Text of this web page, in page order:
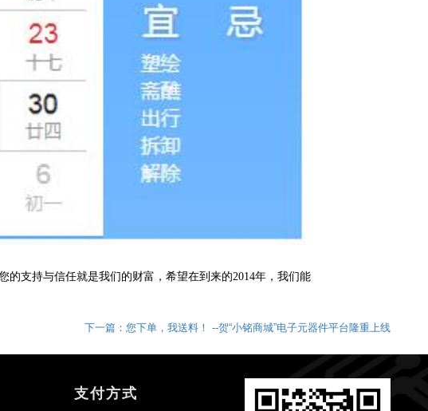
支持与信任就是我们的财富，希望在到来的2014年，我们能
下一篇：您下单，我送料！ --贺“小铭商城”电子元器件平台隆重上线
支付方式